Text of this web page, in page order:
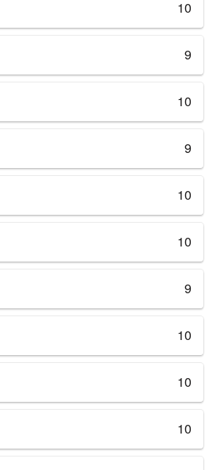
10
9
10
9
10
10
9
10
10
10